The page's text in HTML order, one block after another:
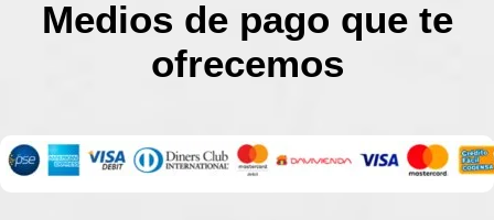
Medios de pago que te
ofrecemos